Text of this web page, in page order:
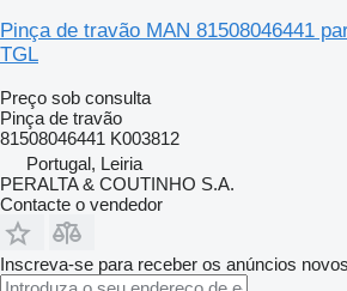
Pinça de travão MAN 81508046441
TGL
Preço sob consulta
Pinça de travão
81508046441 K003812
Portugal, Leiria
PERALTA & COUTINHO S.A.
Contacte o vendedor
Inscreva-se para receber os anúncios